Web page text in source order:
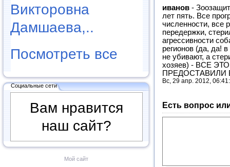
Викторовна
Дамшаева,..
Посмотреть все
Социальные сети
Вам нравится
наш сайт?
Мой сайт
иванов -
лет пять. Все
численности, все
передержки,
агрессивности
регионов (да, да!
не убивают, а
хозяев) - ВСЕ
ПРЕДОСТАВИЛИ
Вс, 29 апр. 2012,
Есть вопрос